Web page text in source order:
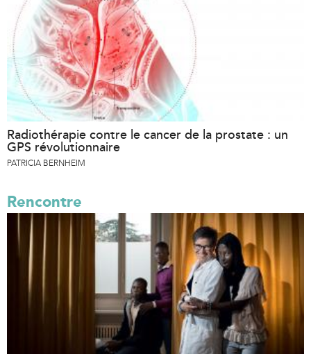
Radiothérapie contre le cancer de la prostate : un
GPS révolutionnaire
PATRICIA BERNHEIM
Rencontre